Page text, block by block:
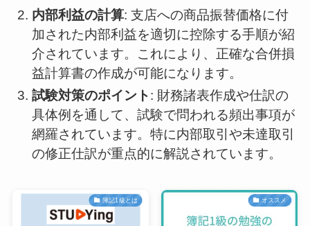
内部利益の計算: 支店への商品振替価格に付
加された内部利益を適切に控除する手順が紹
介されています。これにより、正確な合併損
益計算書の作成が可能になります。
試験対策のポイント: 財務諸表作成や仕訳の
具体例を通して、試験で問われる頻出事項が
網羅されています。特に内部取引や未達取引
の修正仕訳が重点的に解説されています。
簿記1級とは オススメ